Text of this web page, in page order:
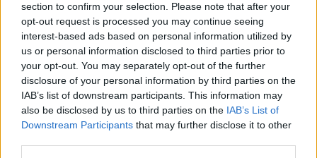
section to confirm your selection. Please note that after your
opt-out request is processed you may continue seeing
interest-based ads based on personal information utilized by
us or personal information disclosed to third parties prior to
your opt-out. You may separately opt-out of the further
disclosure of your personal information by third parties on the
IAB’s list of downstream participants. This information may
also be disclosed by us to third parties on the IAB’s List of
Downstream Participants that may further disclose it to other